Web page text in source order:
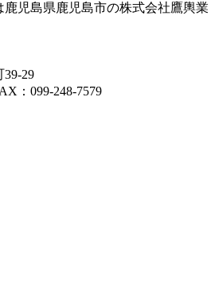
児島県鹿児島市の株式会社鷹輿業
29
：099-248-7579